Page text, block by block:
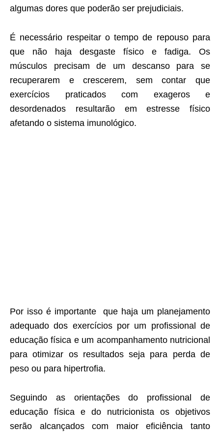
algumas dores que poderão ser prejudiciais.
É necessário respeitar o tempo de repouso para
que não haja desgaste físico e fadiga. Os
músculos precisam de um descanso para se
recuperarem e crescerem, sem contar que
exercícios praticados com exageros e
desordenados resultarão em estresse físico
afetando o sistema imunológico.
Por isso é importante que haja um planejamento
adequado dos exercícios por um profissional de
educação física e um acompanhamento nutricional
para otimizar os resultados seja para perda de
peso ou para hipertrofia.
Seguindo as orientações do profissional de
educação física e do nutricionista os objetivos
serão alcançados com maior eficiência tanto